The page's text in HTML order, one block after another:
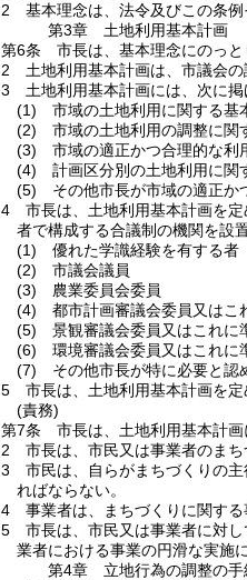
2
基本理念は、法令及びこの条
第3章
土地利用基本計画
第6条
市長は、基本理念にのっ
2
土地利用基本計画は、市議会
3
土地利用基本計画には、次に
(1)
市域の土地利用に関する基
(2)
市域の土地利用の調整に関
(3)
市域の適正かつ合理的な利
(4)
計画区分別の土地利用に関
(5)
その他市長が市域の適正
4
市長は、土地利用基本計画を
者で構成する合議制の機関を設
(1)
優れた学識経験を有する者
(2)
市議会議員
(3)
農業委員会委員
(4)
都市計画審議会委員又はこ
(5)
景観審議会委員又はこれに
(6)
環境審議会委員又はこれに
(7)
その他市長が特に必要と認
5
市長は、土地利用基本計画を
(責務)
第7条
市長は、土地利用基本計
2
市長は、市民又は事業者のま
3
市民は、自らがまちづくりの
ればならない。
4
事業者は、まちづくりに関す
5
市長は、市民又は事業者に対
業者における事業の円滑な実施
第4章
立地行為の調整の手